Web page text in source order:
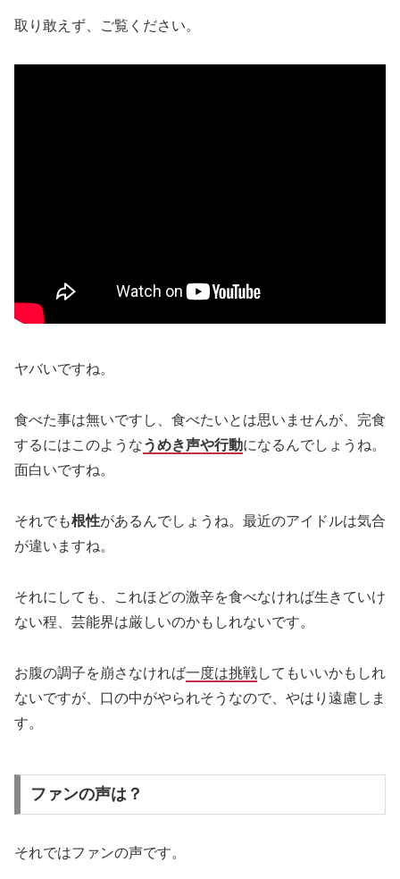
取り敢えず、ご覧ください。
ヤバいですね。
食べた事は無いですし、食べたいとは思いませんが、完食
するにはこのようなうめき声や行動になるんでしょうね。
面白いですね。
それでも根性があるんでしょうね。最近のアイドルは気合
が違いますね。
それにしても、これほどの激辛を食べなければ生きていけ
ない程、芸能界は厳しいのかもしれないです。
お腹の調子を崩さなければ一度は挑戦してもいいかもしれ
ないですが、口の中がやられそうなので、やはり遠慮しま
す。
ファンの声は？
それではファンの声です。